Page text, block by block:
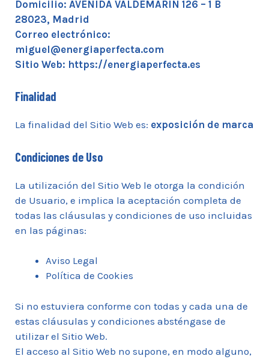
Domicilio: AVENIDA VALDEMARIN 126 – 1 B
28023, Madrid
Correo electrónico:
miguel@energiaperfecta.com
Sitio Web: https://energiaperfecta.es
Finalidad
La finalidad del Sitio Web es: exposición de marca
Condiciones de Uso
La utilización del Sitio Web le otorga la condición
de Usuario, e implica la aceptación completa de
todas las cláusulas y condiciones de uso incluidas
en las páginas:
Aviso Legal
Política de Cookies
Si no estuviera conforme con todas y cada una de
estas cláusulas y condiciones absténgase de
utilizar el Sitio Web.
El acceso al Sitio Web no supone, en modo alguno,